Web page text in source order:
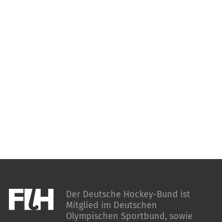
Der Deutsche Hockey-Bund ist
Mitglied im Deutschen
Olympischen Sportbund, sowie